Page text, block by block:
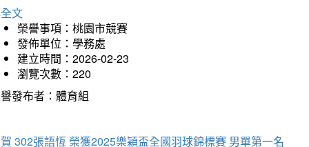
文
榮譽事項：桃園市競賽
發佈單位：學務處
建立時間：2026-02-23
瀏覽次數：220
發布者：體育組
302張語恆 榮獲2025樂穎盃全國羽球錦標賽 男單第一名